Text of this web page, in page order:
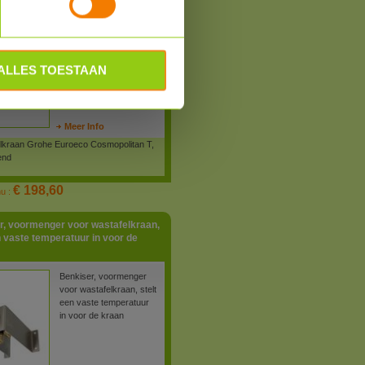
TOESTAAN
Grohe verchroomde
water na een druk op de
knop en sluit zelf na 7,
15 of 30 seconden.
voor vrijwel iedere
Meer Info
Grohe Euroeco Cosmopolitan T,
: € 198,60
voormenger voor wastafelkraan,
vaste temperatuur in voor de
Benkiser, voormenger
voor wastafelkraan, stelt
een vaste temperatuur
in voor de kraan